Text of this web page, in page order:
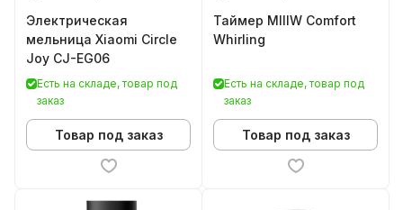
Электрическая
мельница Xiaomi Circle
Joy CJ-EG06
Есть на складе, товар под
заказ
Товар под заказ
Таймер MIIIW Comfort
Whirling
Есть на складе, товар под
заказ
Товар под заказ